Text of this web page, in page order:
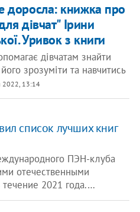
доросла: книжка про
дівчат" Ірини
Уривок з книги
дівчатам знайти
зрозуміти та навчитись
2022, 13:14
список лучших книг
ПЭН-клуба
отечественными
2021 года.…